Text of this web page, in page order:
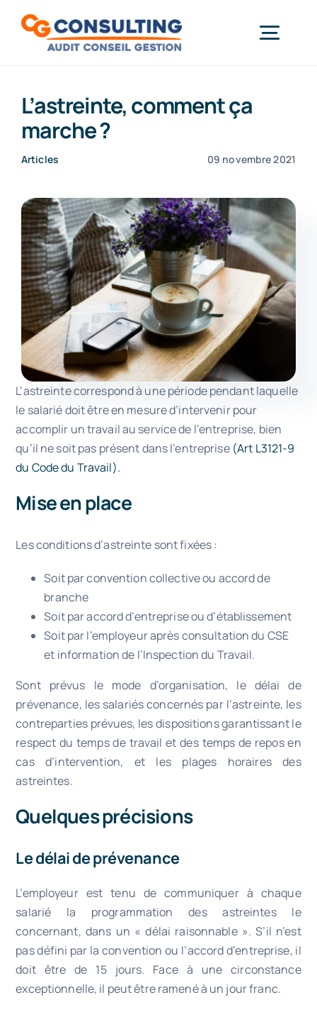
Informatique
Démarche RSE
Actualités
Contact
À propos
L’astreinte, comment ça
marche ?
Articles 09 novembre 2021
L’astreinte correspond à une période pendant laquelle
le salarié doit être en mesure d’intervenir pour
accomplir un travail au service de l’entreprise, bien
qu’il ne soit pas présent dans l’entreprise (Art L3121-9
du Code du Travail).
Mise en place
Les conditions d’astreinte sont fixées :
Soit par convention collective ou accord de
branche
Soit par accord d’entreprise ou d’établissement
Soit par l’employeur après consultation du CSE
et information de l’Inspection du Travail.
Sont prévus le mode d’organisation, le délai de
prévenance, les salariés concernés par l’astreinte, les
contreparties prévues, les dispositions garantissant le
respect du temps de travail et des temps de repos en
cas d’intervention, et les plages horaires des
astreintes.
Quelques précisions
Le délai de prévenance
L’employeur est tenu de communiquer à chaque
salarié la programmation des astreintes le
concernant, dans un « délai raisonnable ». S’il n’est
pas défini par la convention ou l’accord d’entreprise, il
doit être de 15 jours. Face à une circonstance
exceptionnelle, il peut être ramené à un jour franc.